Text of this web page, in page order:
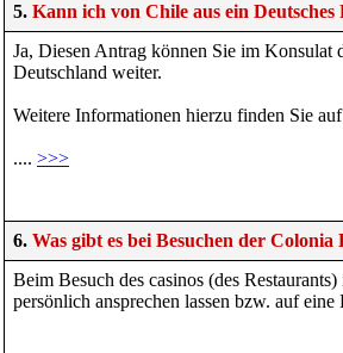
5. Kann ich von Chile aus ein Deutsches
Ja, Diesen Antrag können Sie im Konsulat
Deutschland weiter.
Weitere Informationen hierzu finden Sie
.... >>>
6. Was gibt es bei Besuchen der Colonia
Beim Besuch des casinos (des
persönlich ansprechen lassen bzw. auf